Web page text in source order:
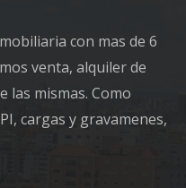
con mas de 6
venta, alquiler de
las mismas. Como
cargas y gravamenes,